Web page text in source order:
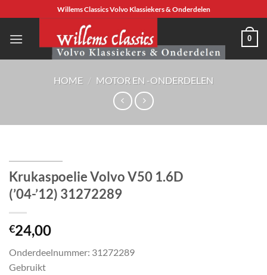
naar
inhoud
Willems Classics Volvo Klassiekers & Onderdelen
0
HOME / MOTOR EN -ONDERDELEN
Krukaspoelie Volvo V50 1.6D
(’04-’12) 31272289
€24,00
Onderdeelnummer: 31272289
Gebruikt